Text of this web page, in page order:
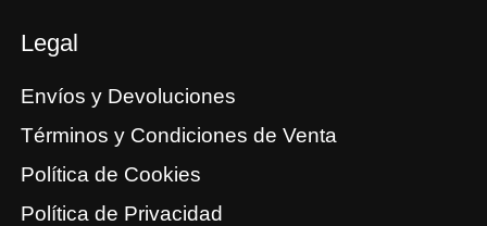
Legal
Envíos y Devoluciones
Términos y Condiciones de Venta
Política de Cookies
Política de Privacidad